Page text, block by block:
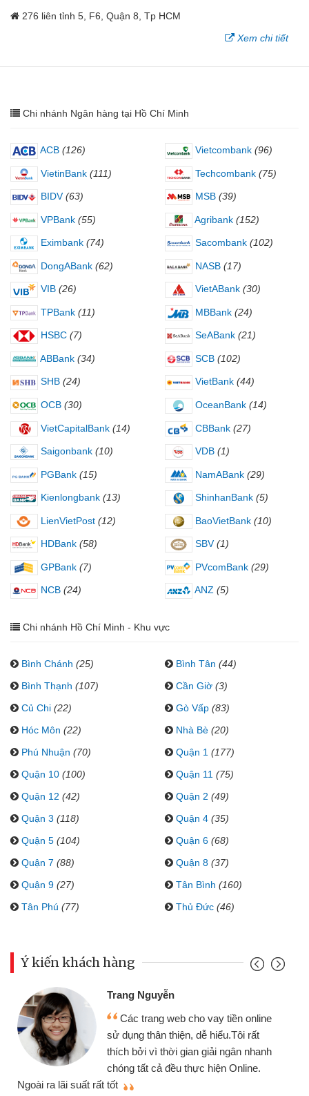
276 liên tỉnh 5, F6, Quận 8, Tp HCM
Xem chi tiết
Chi nhánh Ngân hàng tại Hồ Chí Minh
ACB (126) Vietcombank (96)
VietinBank (111) Techcombank (75)
BIDV (63) MSB (39)
VPBank (55) Agribank (152)
Eximbank (74) Sacombank (102)
DongABank (62) NASB (17)
VIB (26) VietABank (30)
TPBank (11) MBBank (24)
HSBC (7) SeABank (21)
ABBank (34) SCB (102)
SHB (24) VietBank (44)
OCB (30) OceanBank (14)
VietCapitalBank (14) CBBank (27)
Saigonbank (10) VDB (1)
PGBank (15) NamABank (29)
Kienlongbank (13) ShinhanBank (5)
LienVietPost (12) BaoVietBank (10)
HDBank (58) SBV (1)
GPBank (7) PVcomBank (29)
NCB (24) ANZ (5)
Chi nhánh Hồ Chí Minh - Khu vực
Bình Chánh (25) Bình Tân (44)
Bình Thạnh (107) Cần Giờ (3)
Củ Chi (22) Gò Vấp (83)
Hóc Môn (22) Nhà Bè (20)
Phú Nhuận (70) Quận 1 (177)
Quận 10 (100) Quận 11 (75)
Quận 12 (42) Quận 2 (49)
Quận 3 (118) Quận 4 (35)
Quận 5 (104) Quận 6 (68)
Quận 7 (88) Quận 8 (37)
Quận 9 (27) Tân Bình (160)
Tân Phú (77) Thủ Đức (46)
Ý kiến khách hàng
Trang Nguyễn
Các trang web cho vay tiền online
sử dụng thân thiện, dễ hiểu.Tôi rất
thích bởi vì thời gian giải ngân nhanh
chóng tất cả đều thực hiện Online.
Ngoài ra lãi suất rất tốt